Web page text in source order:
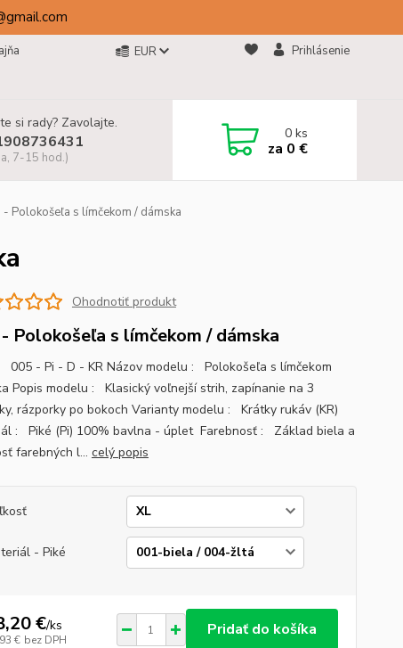
EUR Prihlásenie
si rady? Zavolajte.
7-15 hod.)
0ks
za 0 €
- Polokošeľa s límčekom / dámska
Ohodnotiť produkt
Polokošeľa s límčekom / dámska
005 - Pi - D - KR Názov modelu : Polokošeľa s límčekom
Popis modelu : Klasický voľnejší strih, zapínanie na 3
rázporky po bokoch Varianty modelu : Krátky rukáv (KR)
: Piké (Pi) 100% bavlna - úplet Farebnosť : Základ biela a
farebných l... celý popis
- Piké
€/ks
€ bez DPH
Pridať do košíka